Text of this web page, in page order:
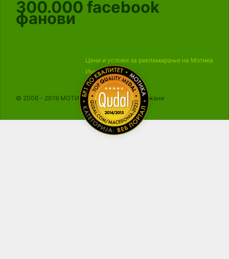
300.000 facebook
фанови
Цени и услови за рекламирање на Мотика
Импресум
© 2006 - 2019 МОТИКА, Сите права се задржани